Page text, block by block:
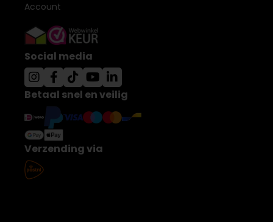
Account
Social media
Betaal snel en veilig
Verzending via